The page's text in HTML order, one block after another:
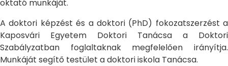
oktató munkáját.
A doktori képzést és a doktori (PhD) fokozatszerzést a
Kaposvári Egyetem Doktori Tanácsa a Doktori
Szabályzatban foglaltaknak megfelelően irányítja.
Munkáját segítő testület a doktori iskola Tanácsa.